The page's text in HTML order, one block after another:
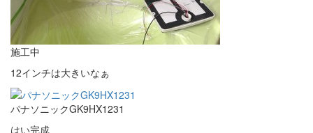
施工中
12インチは大きいなぁ
パナソニックGK9HX1231
はい完成